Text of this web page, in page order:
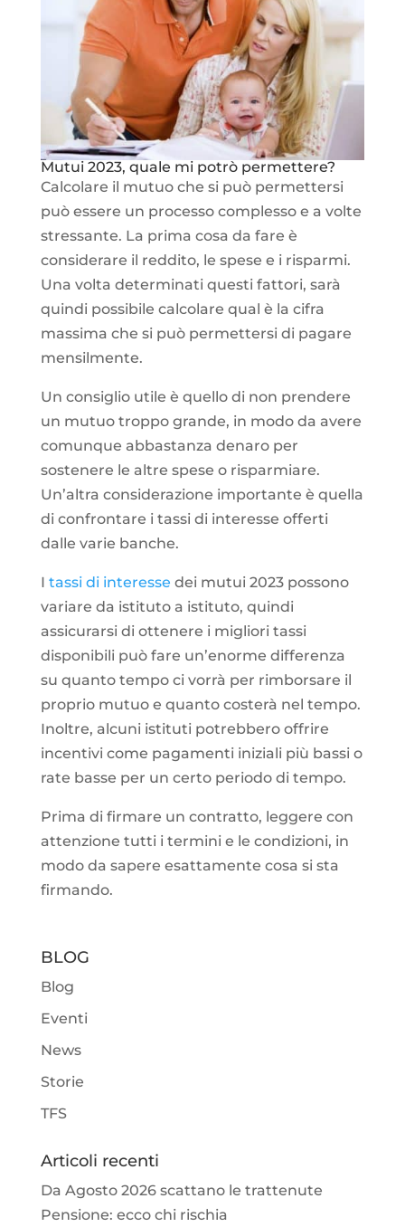
Mutui 2023, quale mi potrò permettere?
Calcolare il mutuo che si può permettersi
può essere un processo complesso e a volte
stressante. La prima cosa da fare è
considerare il reddito, le spese e i risparmi.
Una volta determinati questi fattori, sarà
quindi possibile calcolare qual è la cifra
massima che si può permettersi di pagare
mensilmente.
Un consiglio utile è quello di non prendere
un mutuo troppo grande, in modo da avere
comunque abbastanza denaro per
sostenere le altre spese o risparmiare.
Un’altra considerazione importante è quella
di confrontare i tassi di interesse offerti
dalle varie banche.
I tassi di interesse dei mutui 2023 possono
variare da istituto a istituto, quindi
assicurarsi di ottenere i migliori tassi
disponibili può fare un’enorme differenza
su quanto tempo ci vorrà per rimborsare il
proprio mutuo e quanto costerà nel tempo.
Inoltre, alcuni istituti potrebbero offrire
incentivi come pagamenti iniziali più bassi o
rate basse per un certo periodo di tempo.
Prima di firmare un contratto, leggere con
attenzione tutti i termini e le condizioni, in
modo da sapere esattamente cosa si sta
firmando.
BLOG
Blog
Eventi
News
Storie
TFS
Articoli recenti
Da Agosto 2026 scattano le trattenute
Pensione: ecco chi rischia